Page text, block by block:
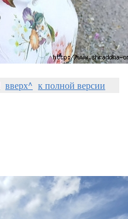
вверх^ к полной версии